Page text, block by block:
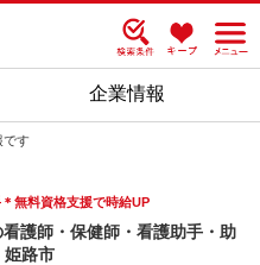
企業情報
です
無料資格支援で時給UP
護師・保健師・看護助手・助
姫路市